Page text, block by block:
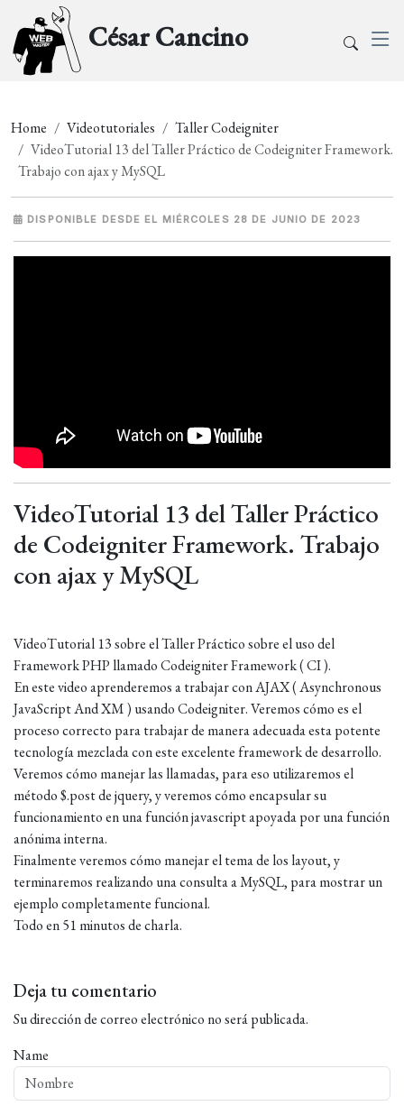
César Cancino
Home Videotutoriales
Taller Codeigniter
VideoTutorial 13 del Taller Práctico de Codeigniter Framework.
Trabajo con ajax y MySQL
DISPONIBLE DESDE EL MIÉRCOLES 28 DE JUNIO DE 2023
VideoTutorial 13 del Taller Práctico
de Codeigniter Framework. Trabajo
con ajax y MySQL
VideoTutorial 13 sobre el Taller Práctico sobre el uso del
Framework PHP llamado Codeigniter Framework ( CI ).
En este video aprenderemos a trabajar con AJAX ( Asynchronous
JavaScript And XM ) usando Codeigniter. Veremos cómo es el
proceso correcto para trabajar de manera adecuada esta potente
tecnología mezclada con este excelente framework de desarrollo.
Veremos cómo manejar las llamadas, para eso utilizaremos el
método $.post de jquery, y veremos cómo encapsular su
funcionamiento en una función javascript apoyada por una función
anónima interna.
Finalmente veremos cómo manejar el tema de los layout, y
terminaremos realizando una consulta a MySQL, para mostrar un
ejemplo completamente funcional.
Todo en 51 minutos de charla.
Deja tu comentario
Su dirección de correo electrónico no será publicada.
Name